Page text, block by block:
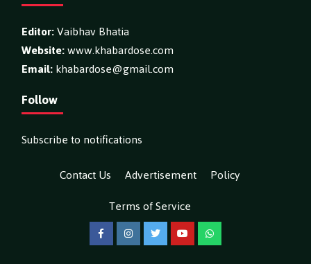
Editor:Vaibhav Bhatia
Website:www.khabardose.com
Email:khabardose@gmail.com
Follow
Subscribe to notifications
Contact Us
Advertisement
Policy
Terms of Service
FacebookInstagramTwitterYouTubeWhatsApp